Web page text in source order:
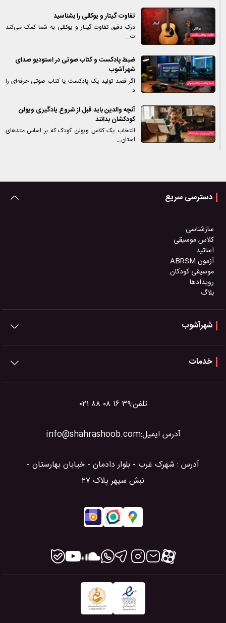
تفاوت گیتار و یوکللی را بشناسید
درک دقیق تفاوت گیتار و یوکللی به شما کمک می‌کند
ت…
ضبط پادکست و کتاب صوتی در استودیو صدای
شهرآشوب
اگر قصد تولید یک پادکست یا کتاب صوتی حرفه‌ای را
د…
آنچه والدین باید قبل از شروع یادگیری ویولن
کودکشان بدانند
انتخاب یک کلاس ویولن کودک که بر اساس متدهای
استان…
تلفن:۰۲۱ ۸۸ ۰۸ ۱۶ ۳۹
آدرس ایمیل:info@shahrashoob.com
آدرس : شهرک غرب - بلوار دادمان - خیابان بهارستان -
نبش سپهر پلاک ۲۷
دسترسی سریع
سازشناسی
کلاس موسیقی
اساتید
آزمون ABRSM
موسیقی کودکان
رویدادها
بلاگ
شهرآشوب
خدمات